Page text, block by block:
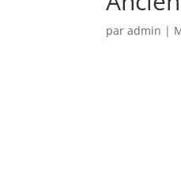
paradmin |